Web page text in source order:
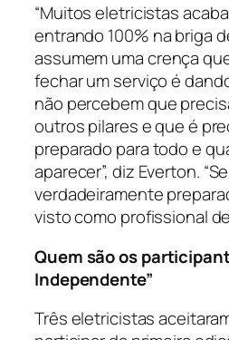
“Muitos eletricistas
entrando 100% na briga
assumem uma crença
fechar um serviço é
não percebem que
outros pilares e que é
preparado para todo e
aparecer”, diz Everton. “
verdadeiramente
visto como profissional
Quem são os
Independente”
Três eletricistas